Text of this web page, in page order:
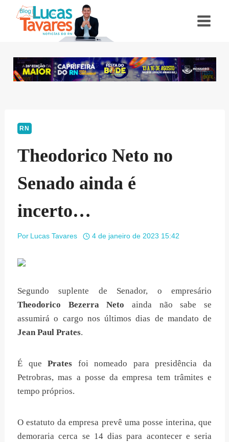
RN
Theodorico Neto no
Senado ainda é
incerto…
Por Lucas Tavares 4 de janeiro de 2023 15:42
Segundo suplente de Senador, o empresário
Theodorico Bezerra Neto ainda não sabe se
assumirá o cargo nos últimos dias de mandato de
Jean Paul Prates.
É quePrates foi nomeado para presidência da
Petrobras, mas a posse da empresa tem trâmites e
tempo próprios.
O estatuto da empresa prevê uma posse interina, que
demoraria cerca se 14 dias para acontecer e seria